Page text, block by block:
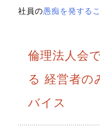
社員の愚痴を発する
倫理法人会
る 経営者の
バイス